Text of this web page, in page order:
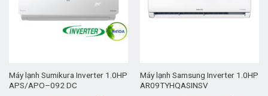
Máy lạnh Sumikura Inverter 1.0HP
APS/APO–092 DC
Máy lạnh Samsung Inverter 1.0HP
AR09TYHQASINSV